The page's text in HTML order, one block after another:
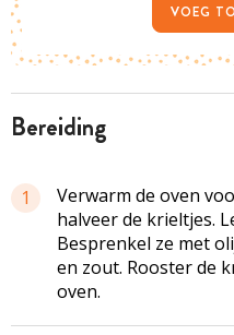
bereiding
1
Verwarm de oven
halveer de krieltjes.
Besprenkel ze met
en zout. Rooster de
oven.
VOEG